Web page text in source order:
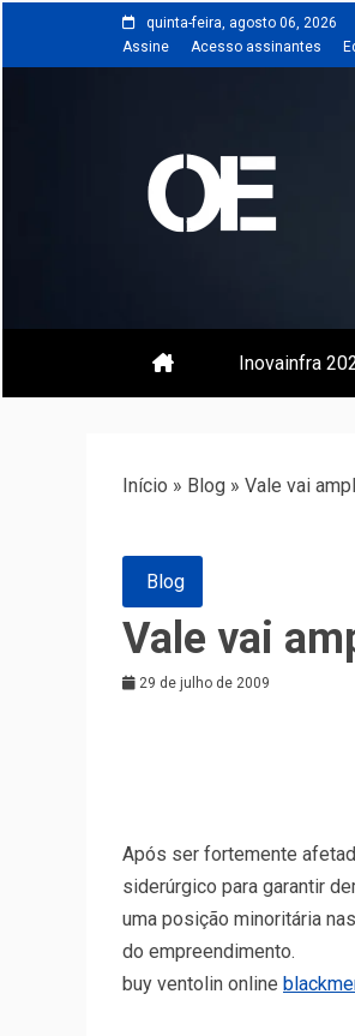
quinta-feira, agosto 06, 2026
Assine
Acesso assinantes
Inovainfra
Início » Blog » Vale vai
Blog
Vale vai
29 de julho de 2009
Após ser fortemente
siderúrgico para garantir
uma posição minoritária
do empreendimento.
buy ventolin online